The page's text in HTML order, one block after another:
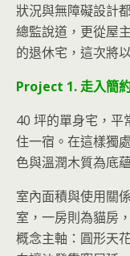
狀況與無障礙設計
總監說道，更從屋
的退休宅，這次將
Project 1. 走入簡
40 坪的單身宅，平
住一宿。在這樣獨
色與溫潤木質為底
室內面積與使用關
室，一房則為貓房
概念主軸：圓形天